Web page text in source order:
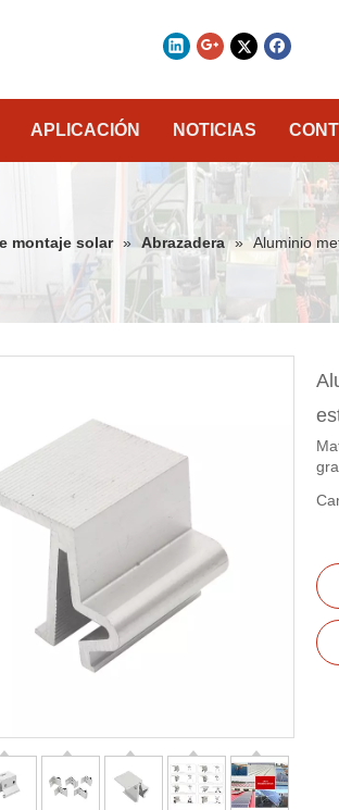
APLICACIÓN NOTICIAS
montaje solar » Abrazadera » Aluminio